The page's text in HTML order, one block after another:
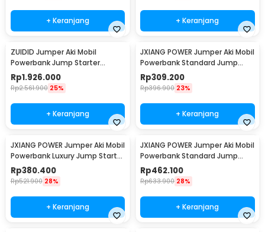
+ Keranjang + Keranjang
ZUIDID Jumper Aki Mobil
Powerbank Jump Starter
12V/24V 42000mAh 4000A -
R30
Rp1.926.000
Rp2.561.900 25%
+ Keranjang
JXIANG POWER Jumper Aki Mobil
Powerbank Standard Jump
Starter 10000mAh - JX57
Rp309.200
Rp396.900 23%
+ Keranjang
JXIANG POWER Jumper Aki Mobil
Powerbank Luxury Jump Starter
10000mAh - JX-008B
Rp380.400
Rp521.900 28%
+ Keranjang
JXIANG POWER Jumper Aki Mobil
Powerbank Standard Jump
Starter 20000mAh - JX27-Pro
Rp462.100
Rp633.900 28%
+ Keranjang